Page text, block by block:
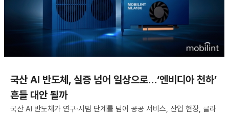
국산 AI 반도체, 실증 넘어 일상으로…‘엔비디아 천하’
흔들 대안 될까
국산 AI 반도체가 연구·시범 단계를 넘어 공공 서비스, 산업 현장, 클라